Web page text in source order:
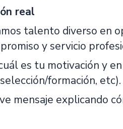
real
talento diverso en
y servicio
es tu motivación y
formación, etc).
mensaje explicando